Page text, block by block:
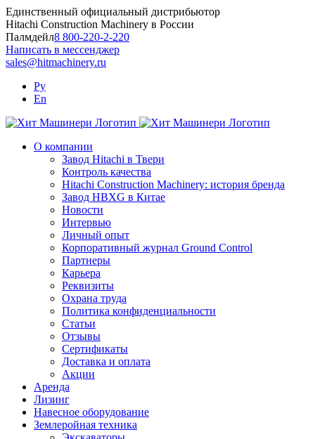
Skip
to
content
Единственный официальный дистрибьютор
Hitachi Construction Machinery в России
Палмдейл8 800-220-2-220
Написать в мессенджер
sales@hitmachinery.ru
Ру
En
О компании
Завод Hitachi в Твери
Контроль качества
Hitachi Construction Machinery: история бренда
Завод HBXG в Китае
Новости
Интервью
Личный опыт
Корпоративный журнал Ground Control
Партнеры
Карьера
Реквизиты
Охрана труда
Политика конфиденциальности
Статьи
Отзывы
Сертификаты
Доставка и оплата
Акции
Аренда
Лизинг
Навесное оборудование
Землеройная техника